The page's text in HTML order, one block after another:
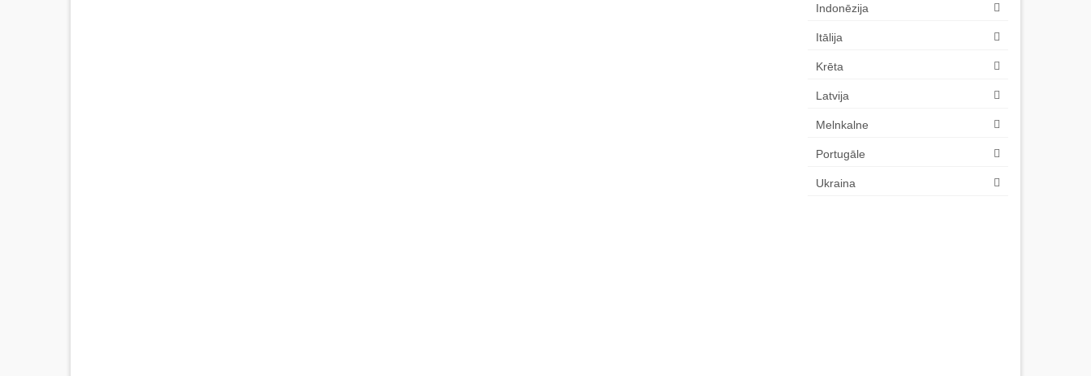
Indonēzija
Itālija
Krēta
Latvija
Melnkalne
Portugāle
Ukraina